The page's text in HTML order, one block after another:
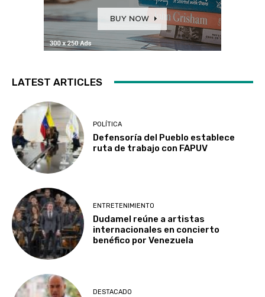
LATEST ARTICLES
POLÍTICA
Defensoría del Pueblo establece
ruta de trabajo con FAPUV
ENTRETENIMIENTO
Dudamel reúne a artistas
internacionales en concierto
benéfico por Venezuela
DESTACADO